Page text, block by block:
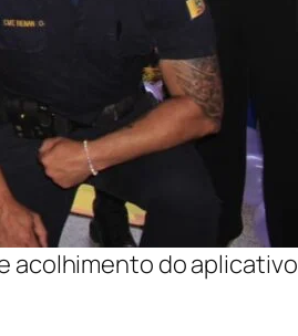
acolhimento do aplicativo